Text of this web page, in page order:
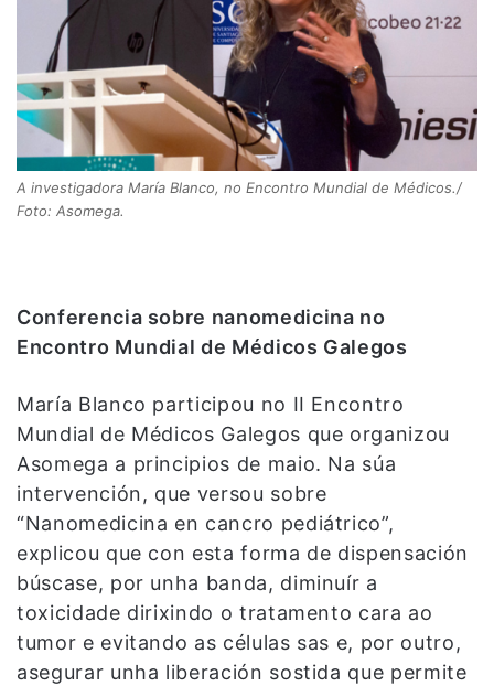
A investigadora María Blanco, no Encontro Mundial de Médicos./
Foto: Asomega.
Conferencia sobre nanomedicina no
Encontro Mundial de Médicos Galegos
María Blanco participou no II Encontro
Mundial de Médicos Galegos que organizou
Asomega a principios de maio. Na súa
intervención, que versou sobre
“Nanomedicina en cancro pediátrico”,
explicou que con esta forma de dispensación
búscase, por unha banda, diminuír a
toxicidade dirixindo o tratamento cara ao
tumor e evitando as células sas e, por outro,
asegurar unha liberación sostida que permite